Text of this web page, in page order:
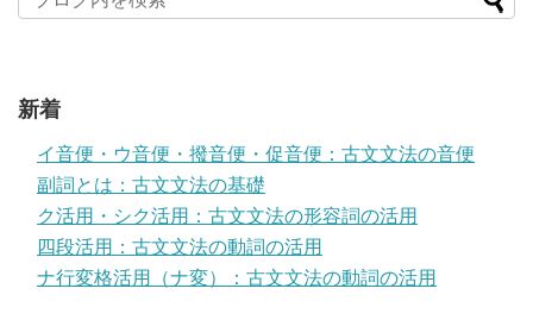
新着
イ音便・ウ音便・撥音便・促音便：古文文法の音便
副詞とは：古文文法の基礎
ク活用・シク活用：古文文法の形容詞の活用
四段活用：古文文法の動詞の活用
ナ行変格活用（ナ変）：古文文法の動詞の活用